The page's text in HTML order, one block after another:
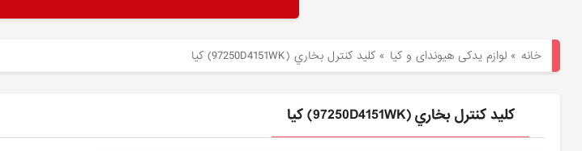
لوازم
خانه »لوازم یدکی هیوندای و کیا »كليد كنترل بخاري (97250D4151WK) کیا
كليد كنترل بخاري (97250D4151WK) کیا